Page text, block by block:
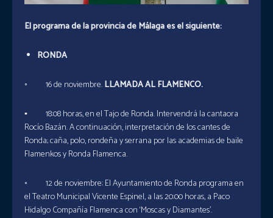
El programa de la provincia de Málaga es el siguiente:
RONDA
◦ 16 de noviembre.LLAMADA AL FLAMENCO.
▪ 18:08 horas, en el Tajo de Ronda. Intervendrá la cantaora
Rocío Bazán. A continuación, interpretación de los cantes de
Ronda; caña, polo, rondeña y serrana por las academias de baile
Flamenkos y Ronda Flamenca.
◦ 12 de noviembre: El Ayuntamiento de Ronda programa en
el Teatro Municipal Vicente Espinel, a las 20:00 horas, a Paco
Hidalgo Compañía Flamenca con ‘Moscas y Diamantes’.